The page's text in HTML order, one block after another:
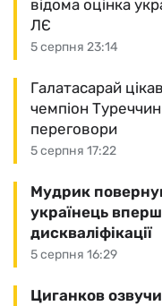
5 серпня 23:14
відома оцінка
ЛЄ
5 серпня 17:22
Галатасарай
чемпіон
переговори
5 серпня 16:29
Мудрик
українець
дискваліфікації
Циганков